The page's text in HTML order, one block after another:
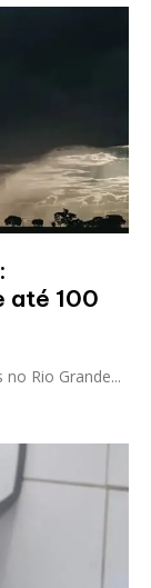
até 100
Rio Grande...